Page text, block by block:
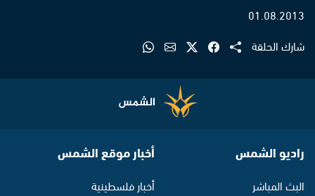
01.08.2013
شارك الحلقة
راديو الشمس
البث المباشر
أخبار موقع الشمس
أخبار فلسطينية